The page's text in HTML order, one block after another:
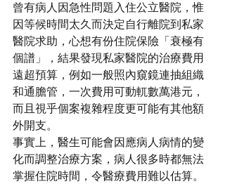
曾有病人因急性問題入住公立醫院，惟
因等候時間太久而決定自行離院到私家
醫院求助，心想有份住院保險「衰極有
個譜」，結果發現私家醫院的治療費用
遠超預算，例如一般照內窺鏡連抽組織
和通膽管，一次費用可動軏數萬港元，
而且視乎個案複雜程度更可能有其他額
外開支。
事實上，醫生可能會因應病人病情的變
化而調整治療方案，病人很多時都無法
掌握住院時間，令醫療費用難以估算。